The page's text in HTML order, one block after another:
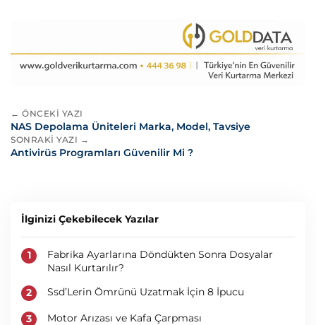
← ÖNCEKI YAZI
NAS Depolama Üniteleri Marka, Model, Tavsiye
SONRAKI YAZI →
Antivirüs Programları Güvenilir Mi ?
İlginizi Çekebilecek Yazılar
Fabrika Ayarlarına Döndükten Sonra Dosyalar
Nasıl Kurtarılır?
Ssd’Lerin Ömrünü Uzatmak İçin 8 İpucu
Motor Arızası ve Kafa Çarpması